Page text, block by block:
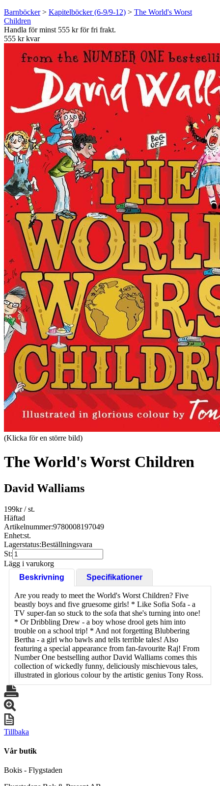
Barnböcker> Kapitelböcker (6-9/9-12) > The World's Worst
Children
Handla för minst 555 kr för fri frakt.
555 kr kvar
(Klicka för en större bild)
The World's Worst Children
David Walliams
199kr/ st.
Häftad
Artikelnummer:9780008197049
Enhet:st.
Lagerstatus:Beställningsvara
St:
Lägg i varukorg
Beskrivning
Specifikationer
Are you ready to meet the World's Worst Children? Five
beastly boys and five gruesome girls! * Like Sofia Sofa - a
TV super-fan so stuck to the sofa that she's turning into one!
* Or Dribbling Drew - a boy whose drool gets him into
trouble on a school trip! * And not forgetting Blubbering
Bertha - a girl who bawls and tells terrible tales! Also
featuring a special appearance from fan-favourite Raj! From
Number One bestselling author David Walliams comes this
collection of wickedly funny, deliciously mischievous tales,
illustrated in glorious colour by the artistic genius Tony Ross.
Tillbaka
Vår butik
Bokis - Flygstaden